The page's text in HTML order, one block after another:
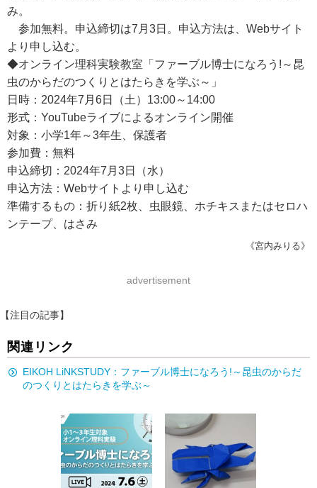
み。
参加無料。申込締切は7月3日。申込方法は、Webサイト
より申し込む。
◆オンライン理科実験教室「ファーブル博士になろう!～昆
虫のからだのつくりとはたらきを学ぶ～」
日時：2024年7月6日（土）13:00～14:00
形式：YouTubeライブによるオンライン開催
対象：小学1年～3年生、保護者
参加費：無料
申込締切：2024年7月3日（水）
申込方法：Webサイトより申し込む
準備するもの：折り紙2枚、虫眼鏡、ホチキスまたはセロハ
ンテープ、はさみ
《宮内みりる》
advertisement
【注目の記事】
関連リンク
EIKOH LiNKSTUDY：ファーブル博士になろう!～昆虫のからだ
のつくりとはたらきを学ぶ～